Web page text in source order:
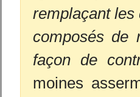
remplaçant les
composés de
façon de
moines